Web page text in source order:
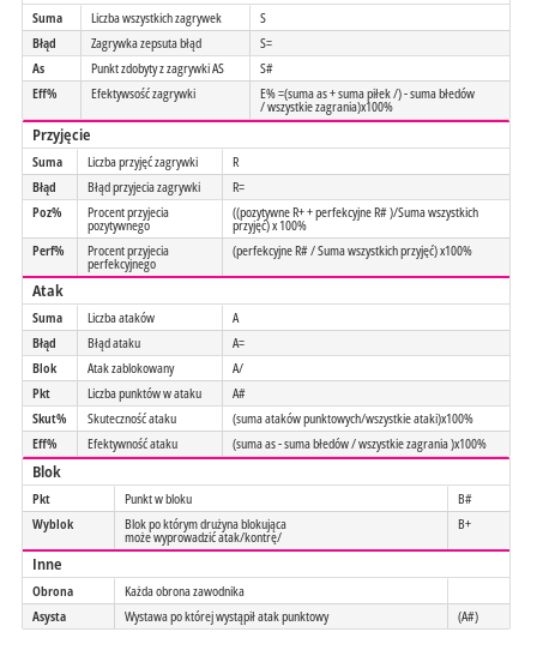
Suma Liczba wszystkich zagrywek
S
Błąd
Zagrywka zepsuta błąd
S=
As
Punkt zdobyty z zagrywki AS
S#
Eff%
Efektywsość zagrywki E% =(suma as + suma piłek /) - suma błedów
/ wszystkie zagrania)x100%
Przyjęcie
Suma Liczba przyjęć zagrywki
R
Błąd
Błąd przyjecia zagrywki
R=
Poz%
Procent przyjecia
pozytywnego
((pozytywne R+ + perfekcyjne R# )/Suma wszystkich
przyjęć) x 100%
Perf%
Procent przyjecia
perfekcyjnego
(perfekcyjne R# / Suma wszystkich przyjęć) x100%
Atak
Suma Liczba ataków
A
Błąd
Błąd ataku
A=
Blok
Atak zablokowany
A/
Pkt
Liczba punktów w ataku
A#
Skut%
Skuteczność ataku
(suma ataków punktowych/wszystkie ataki)x100%
Eff%
Efektywność ataku (suma as - suma błedów / wszystkie zagrania )x100%
Blok
Pkt Punkt w bloku
B#
Wyblok
Blok po którym drużyna blokująca
może wyprowadzić atak/kontrę/
B+
Inne
Obrona
Każda obrona zawodnika
Asysta
Wystawa po której wystąpił atak punktowy (A#)